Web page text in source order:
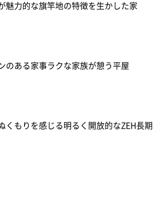
魅力的な旗竿地の特徴を生かした家
のある家事ラクな家族が憩う平屋
くもりを感じる明るく開放的なZEH長期